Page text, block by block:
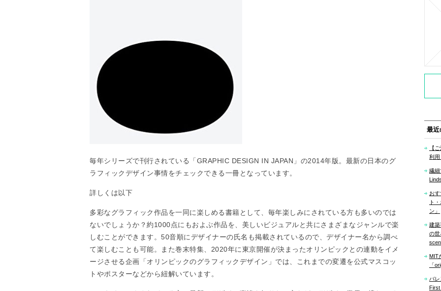
毎年シリーズで刊行されている「GRAPHIC DESIGN IN JAPAN」の2014年版。最新の日本のグ
ラフィックデザイン事情をチェックできる一冊となっています。
詳しくは以下
多彩なグラフィック作品を一同に楽しめる書籍として、毎年楽しみにされている方も多いのでは
ないでしょうか？約1000点にもおよぶ作品を、美しいビジュアルと共にさまざまなジャンルで楽
しむことができます。50音順にデザイナーの氏名も掲載されているので、デザイナー名から調べ
て楽しむことも可能。また巻末特集、2020年に東京開催が決まったオリンピックとの連動をイメ
ージさせる企画「オリンピックのグラフィックデザイン」では、これまでの変遷を公式マスコッ
トやポスターなどから紐解いています。
最近
【
利用
繊細
お
ト
ン」
建築
の世
MIT
「
バレ
First